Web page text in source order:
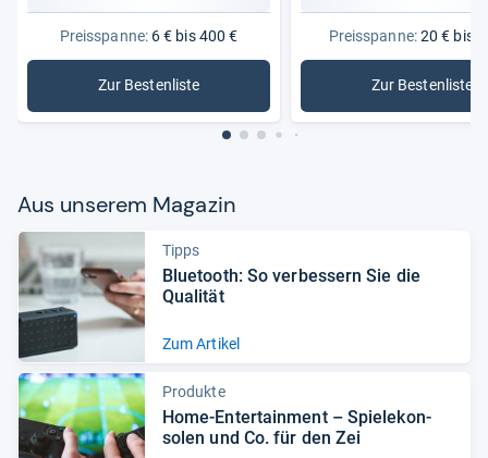
Preisspanne:6 € bis 400 €
Zur Bestenliste: Gaming-Headsets
Preisspanne:20 € bis
Zur Bestenliste
: Razer
Aus unse­rem Maga­zin
Tipps
Blue­tooth: So ver­bes­sern Sie die
Qua­li­tät
Zum Artikel
Produkte
Home-​Enter­tain­ment – Spiele­kon­
so­len und Co. für den Zei